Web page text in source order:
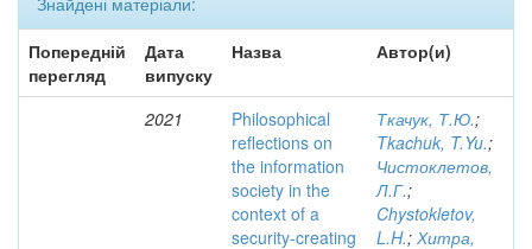
Попередній
перегляд
Дата
випуску
Назва Автор(и)
2021
Philosophical
reflections on
the information
society in the
context of a
security-creating
Ткачук, Т.Ю.;
Tkachuk, T.Yu.;
Чистоклетов,
Л.Г.;
Chystokletov,
L.H.; Хитра,